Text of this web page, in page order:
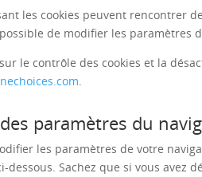
les cookies peuvent rencontrer
de modifier les paramètres
le contrôle des cookies et la
.
paramètres du
les paramètres de votre
dessous. Sachez que si vous avez